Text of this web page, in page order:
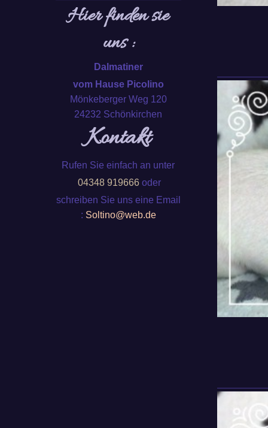
Hier finden sie
uns :
Dalmatiner
vom Hause Picolino
Mönkeberger Weg 120
24232 Schönkirchen
Kontakt
Rufen Sie einfach an unter
04348 919666 oder
schreiben Sie uns eine Email
: Soltino@web.de